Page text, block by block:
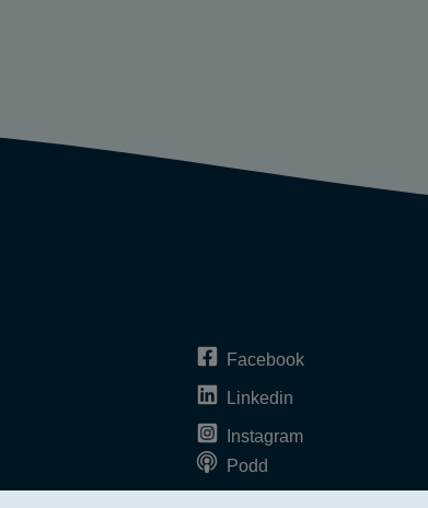
Facebook
Linkedin
Instagram
Podd